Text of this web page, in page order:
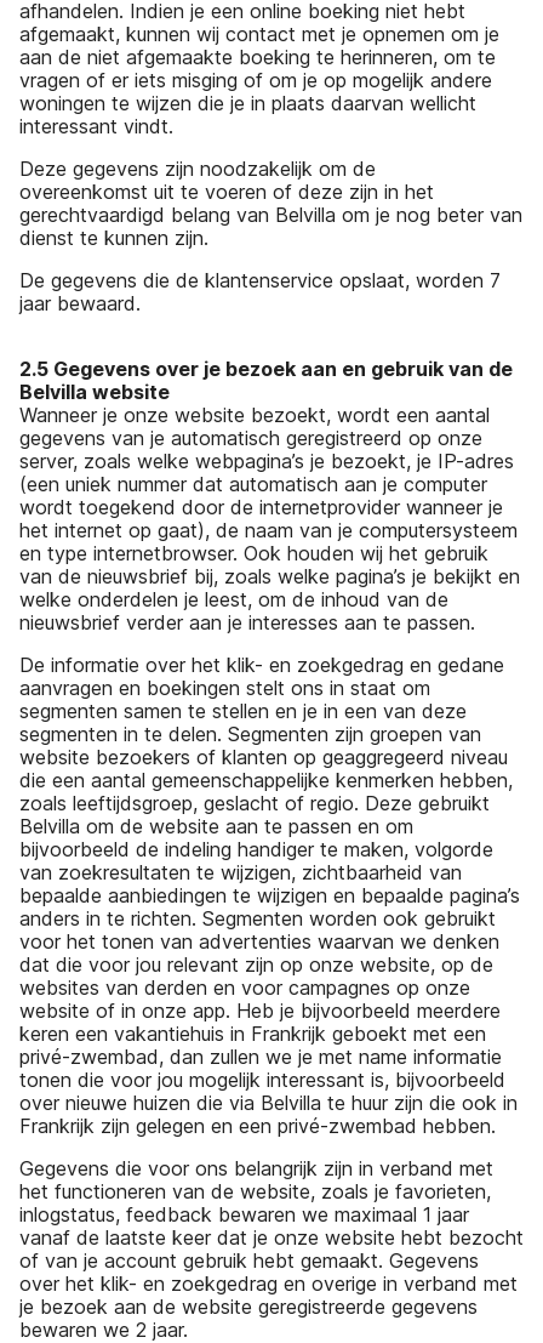
afhandelen. Indien je een online boeking niet hebt
afgemaakt, kunnen wij contact met je opnemen om je
aan de niet afgemaakte boeking te herinneren, om te
vragen of er iets misging of om je op mogelijk andere
woningen te wijzen die je in plaats daarvan wellicht
interessant vindt.
Deze gegevens zijn noodzakelijk om de
overeenkomst uit te voeren of deze zijn in het
gerechtvaardigd belang van Belvilla om je nog beter van
dienst te kunnen zijn.
De gegevens die de klantenservice opslaat, worden 7
jaar bewaard.
2.5 Gegevens over je bezoek aan en gebruik van de
Belvilla website
Wanneer je onze website bezoekt, wordt een aantal
gegevens van je automatisch geregistreerd op onze
server, zoals welke webpagina’s je bezoekt, je IP-adres
(een uniek nummer dat automatisch aan je computer
wordt toegekend door de internetprovider wanneer je
het internet op gaat), de naam van je computersysteem
en type internetbrowser. Ook houden wij het gebruik
van de nieuwsbrief bij, zoals welke pagina’s je bekijkt en
welke onderdelen je leest, om de inhoud van de
nieuwsbrief verder aan je interesses aan te passen.
De informatie over het klik- en zoekgedrag en gedane
aanvragen en boekingen stelt ons in staat om
segmenten samen te stellen en je in een van deze
segmenten in te delen. Segmenten zijn groepen van
website bezoekers of klanten op geaggregeerd niveau
die een aantal gemeenschappelijke kenmerken hebben,
zoals leeftijdsgroep, geslacht of regio. Deze gebruikt
Belvilla om de website aan te passen en om
bijvoorbeeld de indeling handiger te maken, volgorde
van zoekresultaten te wijzigen, zichtbaarheid van
bepaalde aanbiedingen te wijzigen en bepaalde pagina’s
anders in te richten. Segmenten worden ook gebruikt
voor het tonen van advertenties waarvan we denken
dat die voor jou relevant zijn op onze website, op de
websites van derden en voor campagnes op onze
website of in onze app. Heb je bijvoorbeeld meerdere
keren een vakantiehuis in Frankrijk geboekt met een
privé-zwembad, dan zullen we je met name informatie
tonen die voor jou mogelijk interessant is, bijvoorbeeld
over nieuwe huizen die via Belvilla te huur zijn die ook in
Frankrijk zijn gelegen en een privé-zwembad hebben.
Gegevens die voor ons belangrijk zijn in verband met
het functioneren van de website, zoals je favorieten,
inlogstatus, feedback bewaren we maximaal 1 jaar
vanaf de laatste keer dat je onze website hebt bezocht
of van je account gebruik hebt gemaakt. Gegevens
over het klik- en zoekgedrag en overige in verband met
je bezoek aan de website geregistreerde gegevens
bewaren we 2 jaar.